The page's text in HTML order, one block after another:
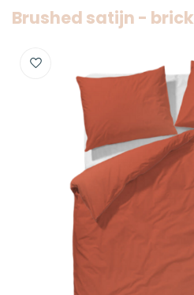
Brushed satijn - brick